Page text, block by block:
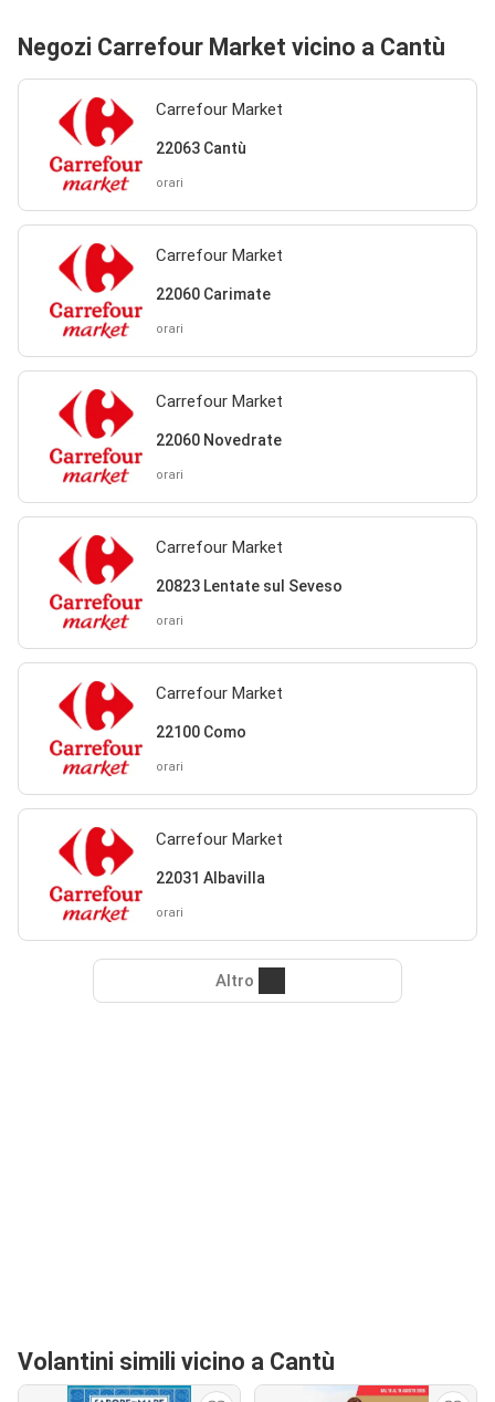
Negozi Carrefour Market vicino a Cantù
Carrefour Market
22063 Cantù
orari
Carrefour Market
22060 Carimate
orari
Carrefour Market
22060 Novedrate
orari
Carrefour Market
20823 Lentate sul Seveso
orari
Carrefour Market
22100 Como
orari
Carrefour Market
22031 Albavilla
orari
Altro
Volantini simili vicino a Cantù